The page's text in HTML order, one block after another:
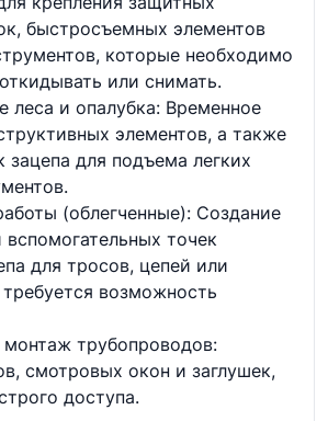
быстросъемных элементов
которые необходимо
или снимать.
леса и опалубка: Временное
элементов, а также
зацепа для подъема легких
(облегченные): Создание
точек
для тросов, цепей или
требуется возможность
монтаж трубопроводов:
смотровых окон и заглушек,
доступа.